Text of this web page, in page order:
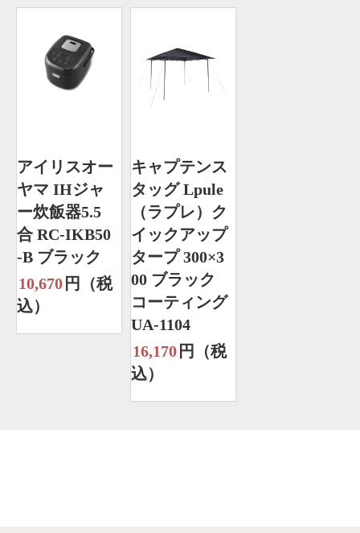
アイリスオー
ヤマ IHジャ
ー炊飯器5.5
合 RC-IKB50
-B ブラック
10,670 円（税
込）
キャプテンス
タッグ Lpule
（ラプレ）ク
イックアップ
タープ 300×3
00 ブラック
コーティング
UA-1104
16,170 円（税
込）